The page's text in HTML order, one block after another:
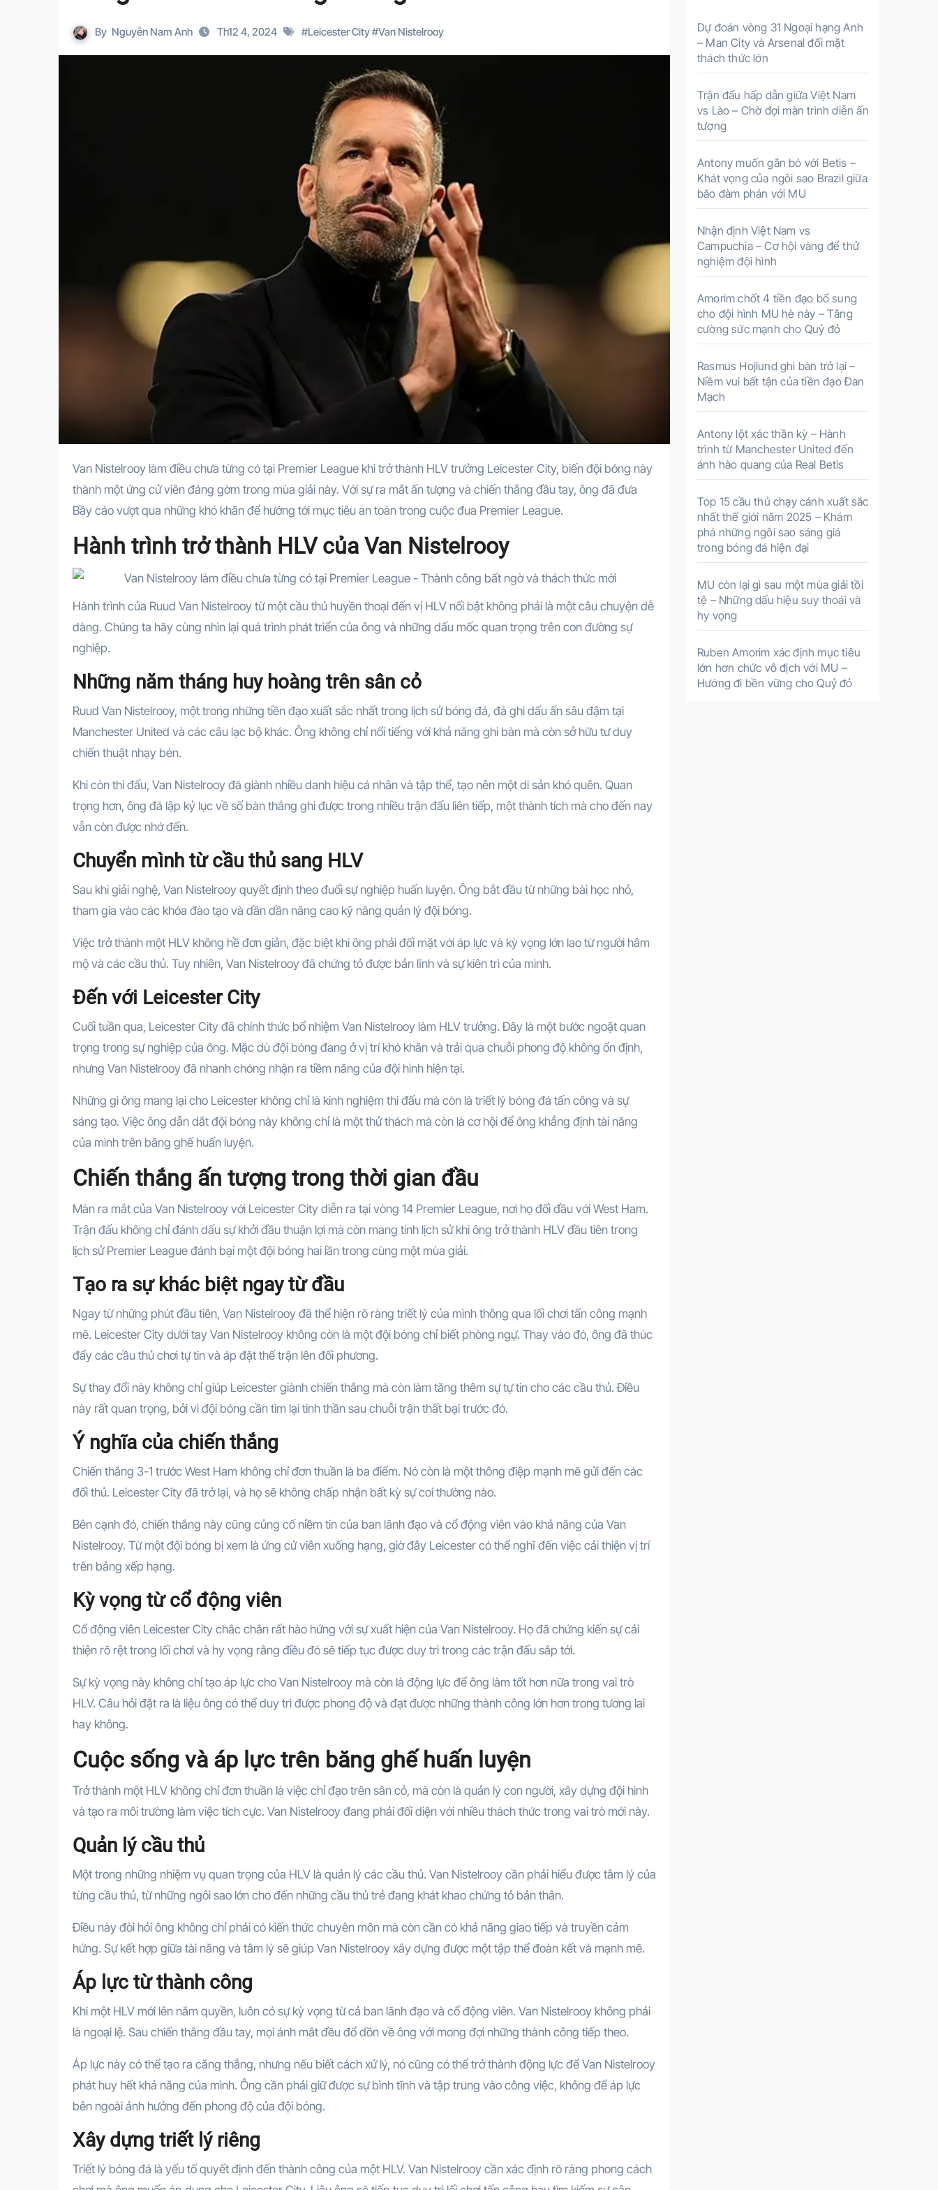
By Nguyễn Nam Anh Th12 4, 2024 #Leicester City#Van Nistelrooy
Van Nistelrooy làm điều chưa từng có tại Premier League khi trở thành HLV trưởng Leicester City, biến đội bóng này
thành một ứng cử viên đáng gờm trong mùa giải này. Với sự ra mắt ấn tượng và chiến thắng đầu tay, ông đã đưa
Bầy cáo vượt qua những khó khăn để hướng tới mục tiêu an toàn trong cuộc đua Premier League.
Hành trình trở thành HLV của Van Nistelrooy
Hành trình của Ruud Van Nistelrooy từ một cầu thủ huyền thoại đến vị HLV nổi bật không phải là một câu chuyện dễ
dàng. Chúng ta hãy cùng nhìn lại quá trình phát triển của ông và những dấu mốc quan trọng trên con đường sự
nghiệp.
Những năm tháng huy hoàng trên sân cỏ
Ruud Van Nistelrooy, một trong những tiền đạo xuất sắc nhất trong lịch sử bóng đá, đã ghi dấu ấn sâu đậm tại
Manchester United và các câu lạc bộ khác. Ông không chỉ nổi tiếng với khả năng ghi bàn mà còn sở hữu tư duy
chiến thuật nhạy bén.
Khi còn thi đấu, Van Nistelrooy đã giành nhiều danh hiệu cá nhân và tập thể, tạo nên một di sản khó quên. Quan
trọng hơn, ông đã lập kỷ lục về số bàn thắng ghi được trong nhiều trận đấu liên tiếp, một thành tích mà cho đến nay
vẫn còn được nhớ đến.
Chuyển mình từ cầu thủ sang HLV
Sau khi giải nghệ, Van Nistelrooy quyết định theo đuổi sự nghiệp huấn luyện. Ông bắt đầu từ những bài học nhỏ,
tham gia vào các khóa đào tạo và dần dần nâng cao kỹ năng quản lý đội bóng.
Việc trở thành một HLV không hề đơn giản, đặc biệt khi ông phải đối mặt với áp lực và kỳ vọng lớn lao từ người hâm
mộ và các cầu thủ. Tuy nhiên, Van Nistelrooy đã chứng tỏ được bản lĩnh và sự kiên trì của mình.
Đến với Leicester City
Cuối tuần qua, Leicester City đã chính thức bổ nhiệm Van Nistelrooy làm HLV trưởng. Đây là một bước ngoặt quan
trọng trong sự nghiệp của ông. Mặc dù đội bóng đang ở vị trí khó khăn và trải qua chuỗi phong độ không ổn định,
nhưng Van Nistelrooy đã nhanh chóng nhận ra tiềm năng của đội hình hiện tại.
Những gì ông mang lại cho Leicester không chỉ là kinh nghiệm thi đấu mà còn là triết lý bóng đá tấn công và sự
sáng tạo. Việc ông dẫn dắt đội bóng này không chỉ là một thử thách mà còn là cơ hội để ông khẳng định tài năng
của mình trên băng ghế huấn luyện.
Chiến thắng ấn tượng trong thời gian đầu
Màn ra mắt của Van Nistelrooy với Leicester City diễn ra tại vòng 14 Premier League, nơi họ đối đầu với West Ham.
Trận đấu không chỉ đánh dấu sự khởi đầu thuận lợi mà còn mang tính lịch sử khi ông trở thành HLV đầu tiên trong
lịch sử Premier League đánh bại một đội bóng hai lần trong cùng một mùa giải.
Tạo ra sự khác biệt ngay từ đầu
Ngay từ những phút đầu tiên, Van Nistelrooy đã thể hiện rõ ràng triết lý của mình thông qua lối chơi tấn công mạnh
mẽ. Leicester City dưới tay Van Nistelrooy không còn là một đội bóng chỉ biết phòng ngự. Thay vào đó, ông đã thúc
đẩy các cầu thủ chơi tự tin và áp đặt thế trận lên đối phương.
Sự thay đổi này không chỉ giúp Leicester giành chiến thắng mà còn làm tăng thêm sự tự tin cho các cầu thủ. Điều
này rất quan trọng, bởi vì đội bóng cần tìm lại tinh thần sau chuỗi trận thất bại trước đó.
Ý nghĩa của chiến thắng
Chiến thắng 3-1 trước West Ham không chỉ đơn thuần là ba điểm. Nó còn là một thông điệp mạnh mẽ gửi đến các
đối thủ. Leicester City đã trở lại, và họ sẽ không chấp nhận bất kỳ sự coi thường nào.
Bên cạnh đó, chiến thắng này cũng củng cố niềm tin của ban lãnh đạo và cổ động viên vào khả năng của Van
Nistelrooy. Từ một đội bóng bị xem là ứng cử viên xuống hạng, giờ đây Leicester có thể nghĩ đến việc cải thiện vị trí
trên bảng xếp hạng.
Kỳ vọng từ cổ động viên
Cổ động viên Leicester City chắc chắn rất hào hứng với sự xuất hiện của Van Nistelrooy. Họ đã chứng kiến sự cải
thiện rõ rệt trong lối chơi và hy vọng rằng điều đó sẽ tiếp tục được duy trì trong các trận đấu sắp tới.
Sự kỳ vọng này không chỉ tạo áp lực cho Van Nistelrooy mà còn là động lực để ông làm tốt hơn nữa trong vai trò
HLV. Câu hỏi đặt ra là liệu ông có thể duy trì được phong độ và đạt được những thành công lớn hơn trong tương lai
hay không.
Cuộc sống và áp lực trên băng ghế huấn luyện
Trở thành một HLV không chỉ đơn thuần là việc chỉ đạo trên sân cỏ, mà còn là quản lý con người, xây dựng đội hình
và tạo ra môi trường làm việc tích cực. Van Nistelrooy đang phải đối diện với nhiều thách thức trong vai trò mới này.
Quản lý cầu thủ
Một trong những nhiệm vụ quan trọng của HLV là quản lý các cầu thủ. Van Nistelrooy cần phải hiểu được tâm lý của
từng cầu thủ, từ những ngôi sao lớn cho đến những cầu thủ trẻ đang khát khao chứng tỏ bản thân.
Điều này đòi hỏi ông không chỉ phải có kiến thức chuyên môn mà còn cần có khả năng giao tiếp và truyền cảm
hứng. Sự kết hợp giữa tài năng và tâm lý sẽ giúp Van Nistelrooy xây dựng được một tập thể đoàn kết và mạnh mẽ.
Áp lực từ thành công
Khi một HLV mới lên nắm quyền, luôn có sự kỳ vọng từ cả ban lãnh đạo và cổ động viên. Van Nistelrooy không phải
là ngoại lệ. Sau chiến thắng đầu tay, mọi ánh mắt đều đổ dồn về ông với mong đợi những thành công tiếp theo.
Áp lực này có thể tạo ra căng thẳng, nhưng nếu biết cách xử lý, nó cũng có thể trở thành động lực để Van Nistelrooy
phát huy hết khả năng của mình. Ông cần phải giữ được sự bình tĩnh và tập trung vào công việc, không để áp lực
bên ngoài ảnh hưởng đến phong độ của đội bóng.
Xây dựng triết lý riêng
Triết lý bóng đá là yếu tố quyết định đến thành công của một HLV. Van Nistelrooy cần xác định rõ ràng phong cách
m
c
h
Dự đoán vòng 31 Ngoại hạng Anh
– Man City và Arsenal đối mặt
thách thức lớn
Trận đấu hấp dẫn giữa Việt Nam
vs Lào – Chờ đợi màn trình diễn ấn
tượng
Antony muốn gắn bó với Betis –
Khát vọng của ngôi sao Brazil giữa
bão đàm phán với MU
Nhận định Việt Nam vs
Campuchia – Cơ hội vàng để thử
nghiệm đội hình
Amorim chốt 4 tiền đạo bổ sung
cho đội hình MU hè này – Tăng
cường sức mạnh cho Quỷ đỏ
Rasmus Hojlund ghi bàn trở lại –
Niềm vui bất tận của tiền đạo Đan
Mạch
Antony lột xác thần kỳ – Hành
trình từ Manchester United đến
ánh hào quang của Real Betis
Top 15 cầu thủ chạy cánh xuất sắc
nhất thế giới năm 2025 – Khám
phá những ngôi sao sáng giá
trong bóng đá hiện đại
MU còn lại gì sau một mùa giải tồi
tệ – Những dấu hiệu suy thoái và
hy vọng
Ruben Amorim xác định mục tiêu
lớn hơn chức vô địch với MU –
Hướng đi bền vững cho Quỷ đỏ